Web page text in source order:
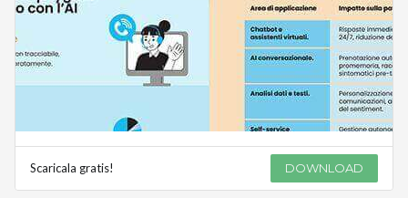
Scaricala gratis! DOWNLOAD